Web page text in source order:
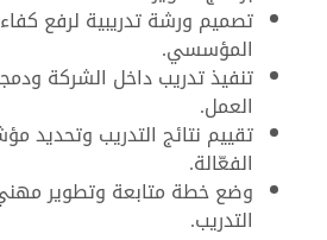
تصميم ورشة تدريبية لرفع
المؤسسي.
تنفيذ تدريب داخل الشركة
العمل.
تقييم نتائج التدريب وتحديد
الفعّالة.
وضع خطة متابعة وتطوير
التدريب.